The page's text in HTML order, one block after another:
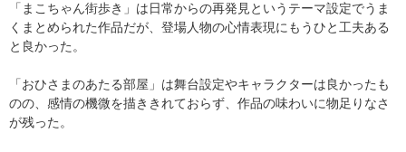
「まこちゃん街歩き」は日常からの再発見というテーマ設定でうま
くまとめられた作品だが、登場人物の心情表現にもうひと工夫ある
と良かった。
「おひさまのあたる部屋」は舞台設定やキャラクターは良かったも
のの、感情の機微を描ききれておらず、作品の味わいに物足りなさ
が残った。